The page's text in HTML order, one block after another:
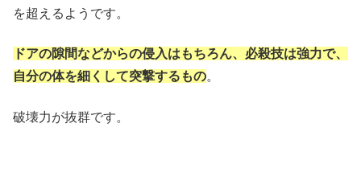
を超えるようです。
ドアの隙間などからの侵入はもちろん、必殺技は強力で、
自分の体を細くして突撃するもの。
破壊力が抜群です。